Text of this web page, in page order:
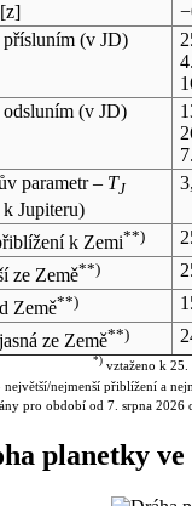
(v JD)
(v JD)
parametr – TJ
Jupiteru)
k Zemi**)
ze Země**)
Země**)
ze Země**)
*)vztaženo k 25.
nejmenší přiblížení a
pro období od 7. srpna 2026
planetky ve